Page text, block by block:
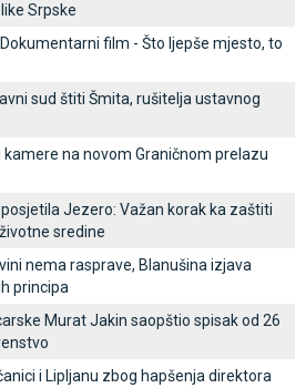
Srpske
Dokumentarni film - Što ljepše mjesto, to
sud štiti Šmita, rušitelja ustavnog
kamere na novom Graničnom prelazu
posjetila Јezero: Važan korak ka zaštiti
sredine
nema rasprave, Blanušina izjava
principa
Murat Јakin saopštio spisak od 26
i Lipljanu zbog hapšenja direktora